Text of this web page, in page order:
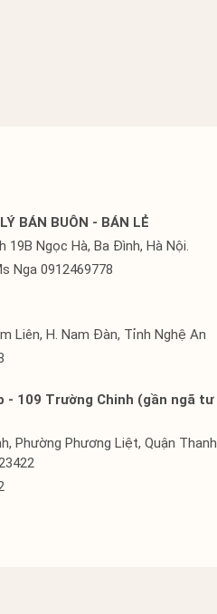
BÁN BUÔN - BÁN LẺ
Ngọc Hà, Ba Đình, Hà Nội.
Nga 0912469778
Liên, H. Nam Đàn, Tỉnh Nghệ An
- 109 Trường Chinh (gần ngã tư
Phường Phương Liệt, Quận Thanh